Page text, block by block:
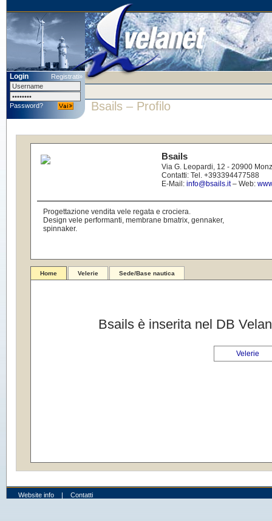
Login Registrati»
Password? Bsails – Profilo
Bsails
Via G. Leopardi, 12 - 20900
Contatti: Tel. +393394477588
E-Mail: info@bsails.it– Web:
Progettazione vendita vele regata e crociera.
Design vele performanti, membrane bmatrix, gennaker,
spinnaker.
Home Velerie Sede/Base nautica
Bsails è inserita nel DB
Velerie
Website info | Contatti